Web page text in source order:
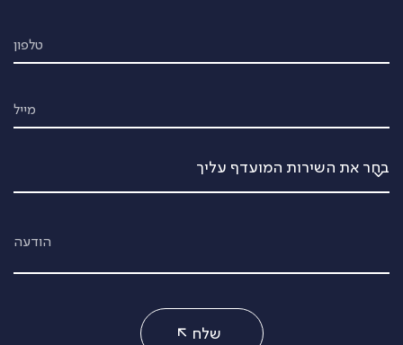
טלפון
מייל
הודעה
שלח